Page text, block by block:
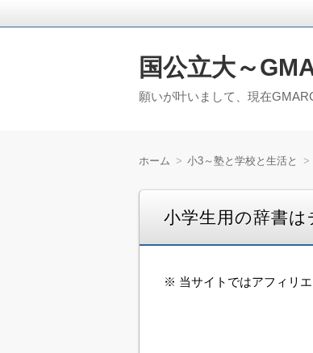
国公立大～
願いが叶いまして、現在
ホーム 小3～塾と学校と生活と
小学生用の辞書
※ 当サイトではアフィリ